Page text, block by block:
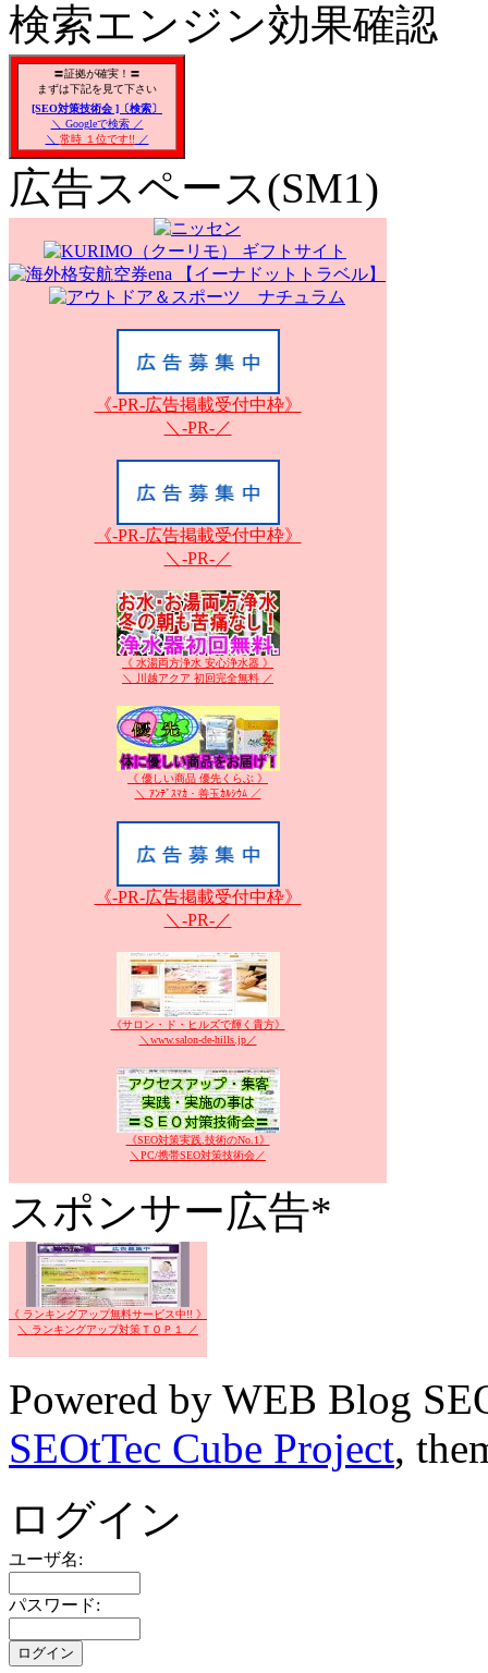
検索エンジン効果確認
〓証拠が確実！〓
まずは下記を見て下さい
[SEO対策技術会 ]〔検索〕
＼ Googleで検索 ／
＼ 常時 １位です!!／
広告スペース(SM1)
《-PR-広告掲載受付中枠》
＼-PR-／
《-PR-広告掲載受付中枠》
＼-PR-／
《 水湯両方浄水 安心浄水器 》
＼ 川越アクア 初回完全無料 ／
《 優しい商品 優先くらぶ 》
＼ ｱﾝﾃﾞｽﾏｶ・善玉ｶﾙｼｳﾑ ／
《-PR-広告掲載受付中枠》
＼-PR-／
《サロン・ド・ヒルズで輝く貴方》
＼www.salon-de-hills.jp／
《SEO対策実践.技術のNo.1》
＼PC/携帯SEO対策技術会／
スポンサー広告*
《 ランキングアップ無料サービス中!! 》
＼ ランキングアップ対策ＴＯＰ１ ／
Powered by WEB Blog
SEOtTec Cube Project,
ログイン
ユーザ名:
パスワード: